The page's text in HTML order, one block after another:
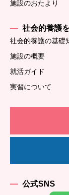
施設のおたより
社会的養護
社会的養護の基礎
施設の概要
就活ガイド
実習について
公式SNS